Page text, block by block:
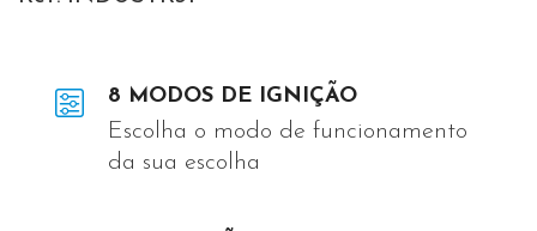
8 MODOS DE IGNIÇÃO
Escolha o modo de funcionamento
da sua escolha